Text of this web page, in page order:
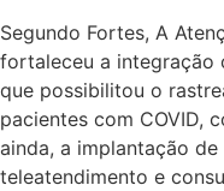
Segundo Fortes, A
fortaleceu a integração
que possibilitou o
pacientes com COVID,
ainda, a implantação
teleatendimento e